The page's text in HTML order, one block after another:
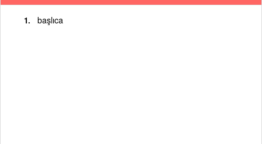
başlıca